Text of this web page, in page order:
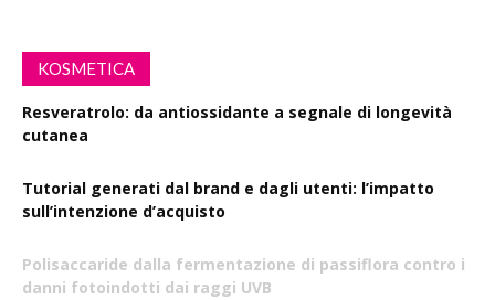
KOSMETICA
Resveratrolo: da antiossidante a segnale di longevità
cutanea
Tutorial generati dal brand e dagli utenti: l’impatto
sull’intenzione d’acquisto
Polisaccaride dalla fermentazione di passiflora contro i
danni fotoindotti dai raggi UVB